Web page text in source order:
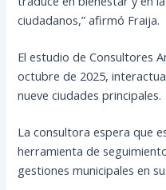
ciudadanos,” afirmó Fraija.
El estudio de Consultores
octubre de 2025,
nueve ciudades principales.
La consultora espera que
herramienta de
gestiones municipales en